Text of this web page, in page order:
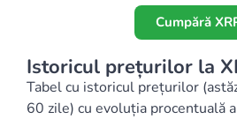
Cumpără
Istoricul prețurilor la
Tabel cu istoricul prețurilor
60 zile) cu evoluția procentuală a